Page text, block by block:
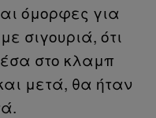
όμορφες για
σιγουριά, ότι
στο κλαμπ
μετά, θα ήταν